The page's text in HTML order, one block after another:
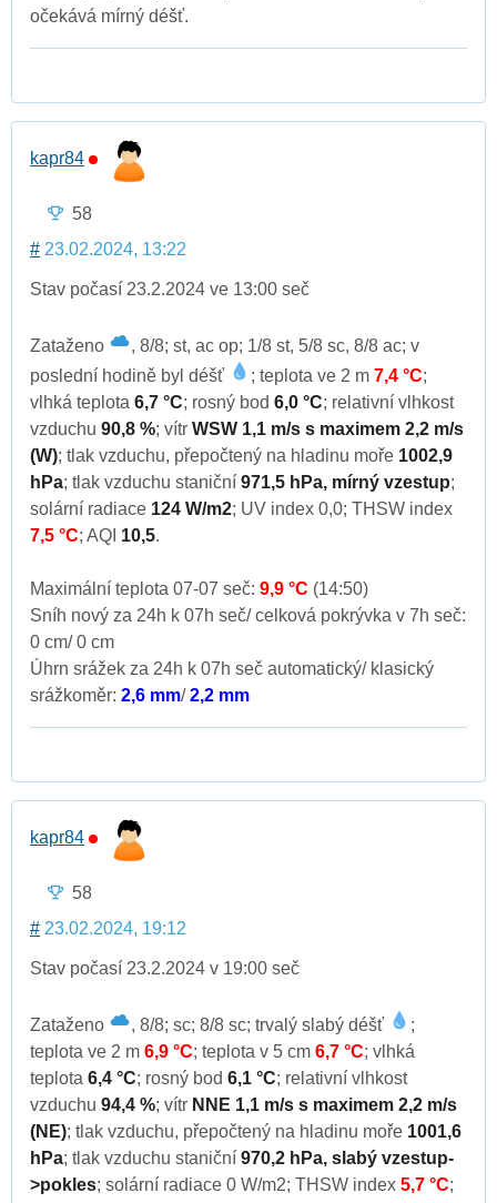
očekává mírný déšť.
kapr84
58
# 23.02.2024, 13:22
Stav počasí 23.2.2024 ve 13:00 seč
Zataženo
, 8/8; st, ac op; 1/8 st, 5/8 sc, 8/8 ac; v
poslední hodině byl déšť
; teplota ve 2 m 7,4 °C;
vlhká teplota 6,7 °C; rosný bod 6,0 °C; relativní vlhkost
vzduchu 90,8 %; vítr WSW 1,1 m/s s maximem 2,2 m/s
(W); tlak vzduchu, přepočtený na hladinu moře 1002,9
hPa; tlak vzduchu staniční 971,5 hPa, mírný vzestup;
solární radiace 124 W/m2; UV index 0,0; THSW index
7,5 °C; AQI 10,5.
Maximální teplota 07-07 seč: 9,9 °C (14:50)
Sníh nový za 24h k 07h seč/ celková pokrývka v 7h seč:
0 cm/ 0 cm
Úhrn srážek za 24h k 07h seč automatický/ klasický
srážkoměr: 2,6 mm/2,2 mm
kapr84
58
# 23.02.2024, 19:12
Stav počasí 23.2.2024 v 19:00 seč
Zataženo , 8/8; sc; 8/8 sc; trvalý slabý déšť
;
teplota ve 2 m 6,9 °C; teplota v 5 cm 6,7 °C; vlhká
teplota 6,4 °C; rosný bod 6,1 °C; relativní vlhkost
vzduchu 94,4 %; vítr NNE 1,1 m/s s maximem 2,2 m/s
(NE); tlak vzduchu, přepočtený na hladinu moře 1001,6
hPa; tlak vzduchu staniční 970,2 hPa, slabý vzestup-
>pokles; solární radiace 0 W/m2; THSW index 5,7 °C;